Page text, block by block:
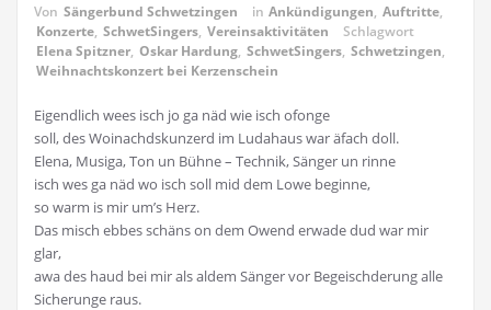
Von Sängerbund Schwetzingen in Ankündigungen, Auftritte,
Konzerte, SchwetSingers, Vereinsaktivitäten
Schlagwort
Elena Spitzner, Oskar Hardung, SchwetSingers, Schwetzingen,
Weihnachtskonzert bei Kerzenschein
Eigendlich wees isch jo ga näd wie isch ofonge
soll, des Woinachdskunzerd im Ludahaus war äfach doll.
Elena, Musiga, Ton un Bühne – Technik, Sänger un rinne
isch wes ga näd wo isch soll mid dem Lowe beginne,
so warm is mir um’s Herz.
Das misch ebbes schäns on dem Owend erwade dud war mir
glar,
awa des haud bei mir als aldem Sänger vor Begeischderung alle
Sicherunge raus.